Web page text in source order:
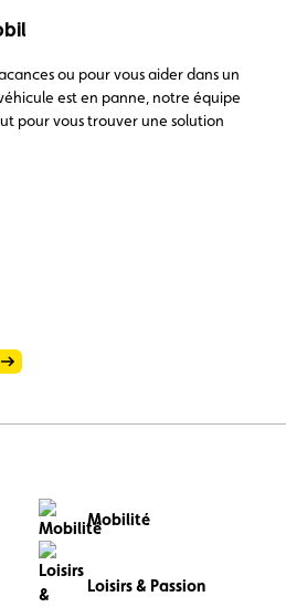
ou pour vous aider dans un
est en panne, notre équipe
pour vous trouver une solution
Mobilité
Loisirs & Passion